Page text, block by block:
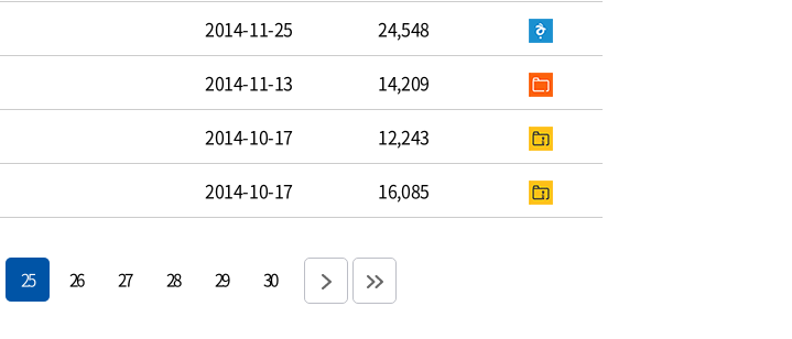
2014-11-25 24,548
2014-11-13 14,209
2014-10-17 12,243
2014-10-17 16,085
25 26 27 28 29 30